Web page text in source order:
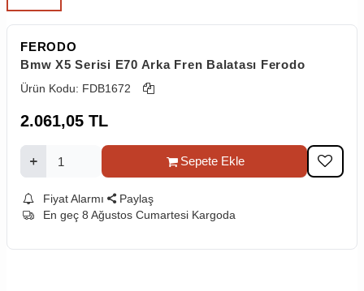
FERODO
Bmw X5 Serisi E70 Arka Fren Balatası Ferodo
Ürün Kodu: FDB1672
2.061,05 TL
Sepete Ekle
Fiyat Alarmı
Paylaş
En geç 8 Ağustos Cumartesi Kargoda